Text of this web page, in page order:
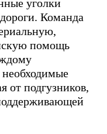
уголки
Команда
помощь
необходимые
от подгузников,